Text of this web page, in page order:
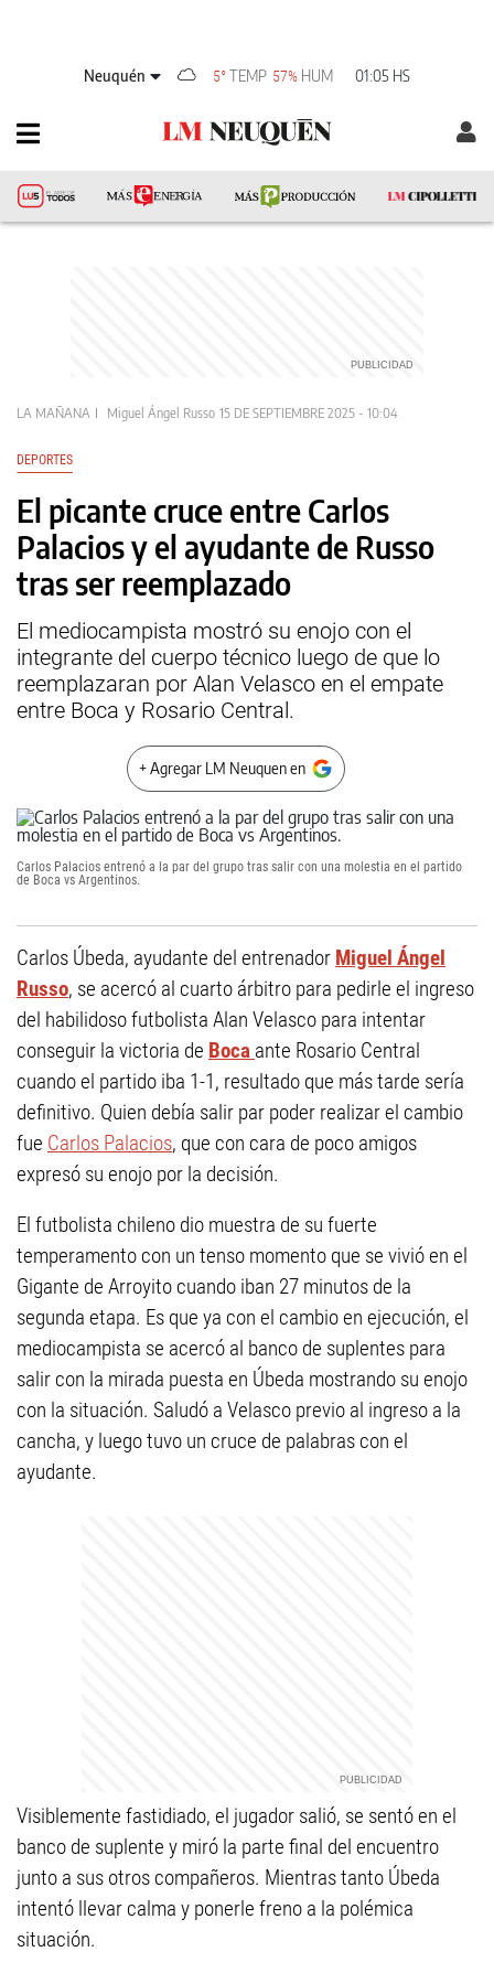
Neuquén 5° TEMP 57% HUM 01:05 HS
LA MAÑANA Miguel Ángel Russo 15 DE SEPTIEMBRE 2025 - 10:04
DEPORTES
El picante cruce entre Carlos
Palacios y el ayudante de Russo
tras ser reemplazado
El mediocampista mostró su enojo con el
integrante del cuerpo técnico luego de que lo
reemplazaran por Alan Velasco en el empate
entre Boca y Rosario Central.
+ Agregar LM Neuquen en
Carlos Palacios entrenó a la par del grupo tras salir con una molestia en el partido
de Boca vs Argentinos.
Carlos Úbeda, ayudante del entrenador Miguel Ángel
Russo, se acercó al cuarto árbitro para pedirle el ingreso
del habilidoso futbolista Alan Velasco para intentar
conseguir la victoria de Boca ante Rosario Central
cuando el partido iba 1-1, resultado que más tarde sería
definitivo. Quien debía salir par poder realizar el cambio
fue Carlos Palacios, que con cara de poco amigos
expresó su enojo por la decisión.
El futbolista chileno dio muestra de su fuerte
temperamento con un tenso momento que se vivió en el
Gigante de Arroyito cuando iban 27 minutos de la
segunda etapa. Es que ya con el cambio en ejecución, el
mediocampista se acercó al banco de suplentes para
salir con la mirada puesta en Úbeda mostrando su enojo
con la situación. Saludó a Velasco previo al ingreso a la
cancha, y luego tuvo un cruce de palabras con el
ayudante.
Visiblemente fastidiado, el jugador salió, se sentó en el
banco de suplente y miró la parte final del encuentro
junto a sus otros compañeros. Mientras tanto Úbeda
intentó llevar calma y ponerle freno a la polémica
situación.